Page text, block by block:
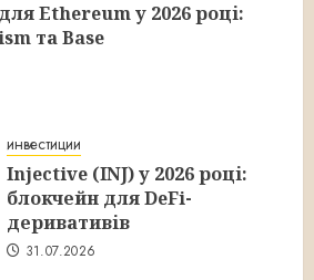
Ethereum у 2026 році:
та Base
инвестиции
Injective (INJ) у 2026 році:
блокчейн для DeFi-
деривативів
31.07.2026